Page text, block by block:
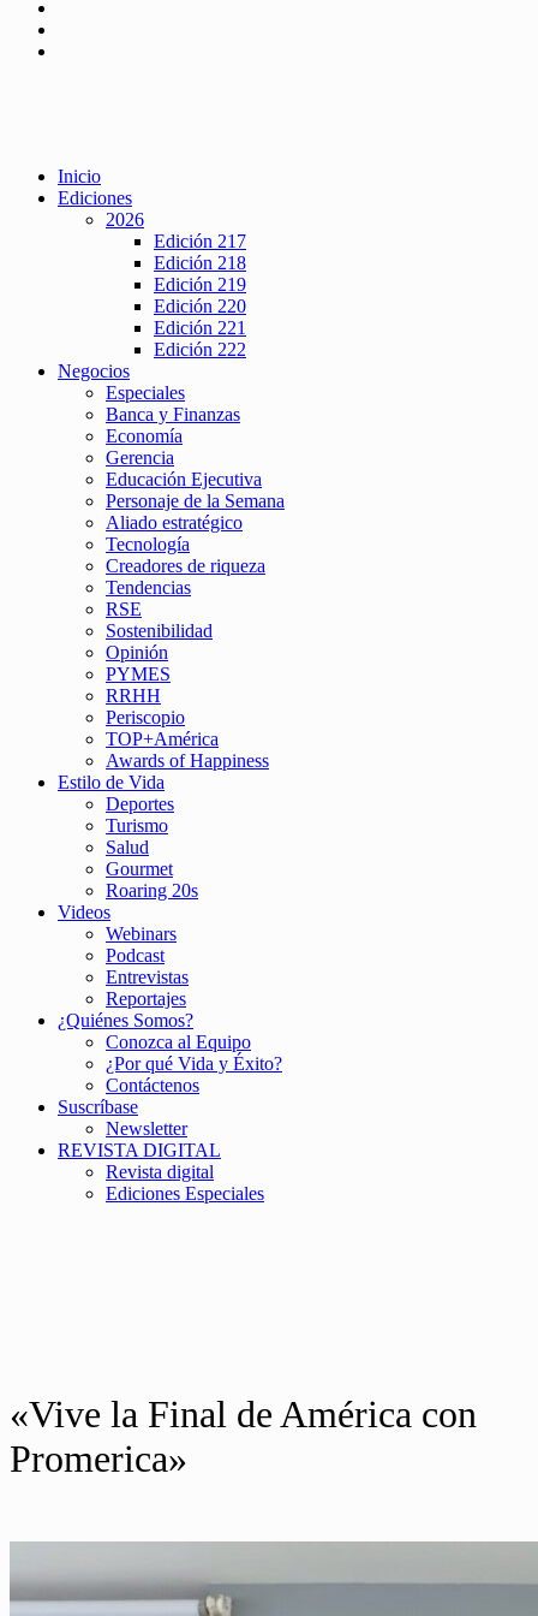
Inicio
Ediciones
2026
Edición 217
Edición 218
Edición 219
Edición 220
Edición 221
Edición 222
Negocios
Especiales
Banca y Finanzas
Economía
Gerencia
Educación Ejecutiva
Personaje de la Semana
Aliado estratégico
Tecnología
Creadores de riqueza
Tendencias
RSE
Sostenibilidad
Opinión
PYMES
RRHH
Periscopio
TOP+América
Awards of Happiness
Estilo de Vida
Deportes
Turismo
Salud
Gourmet
Roaring 20s
Videos
Webinars
Podcast
Entrevistas
Reportajes
¿Quiénes Somos?
Conozca al Equipo
¿Por qué Vida y Éxito?
Contáctenos
Suscríbase
Newsletter
REVISTA DIGITAL
Revista digital
Ediciones Especiales
«Vive la Final de América con
Promerica»